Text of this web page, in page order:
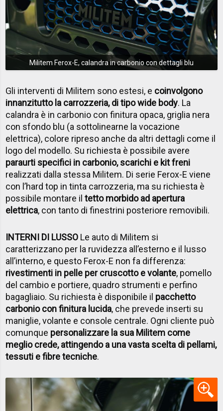
Militem Ferox-E, calandra in carbonio con dettagli blu
Gli interventi di Militem sono estesi, e coinvolgono
innanzitutto la carrozzeria, di tipo wide body. La
calandra è in carbonio con finitura opaca, griglia nera
con sfondo blu (a sottolinearne la vocazione
elettrica), colore ripreso anche da altri dettagli come il
logo del modello. Su richiesta è possibile avere
paraurti specifici in carbonio, scarichi e kit freni
realizzati dalla stessa Militem. Di serie Ferox-E viene
con l’hard top in tinta carrozzeria, ma su richiesta è
possibile montare iltetto morbido ad apertura
elettrica, con tanto di finestrini posteriore removibili.
INTERNI DI LUSSO Le auto di Militem si
caratterizzano per la ruvidezza all’esterno e il lusso
all’interno, e questo Ferox-E non fa differenza:
rivestimenti in pelle per cruscotto e volante, pomello
del cambio e portiere, quadro strumenti e perfino
bagagliaio. Su richiesta è disponibile il pacchetto
carbonio con finitura lucida, che prevede inserti su
maniglie, volante e console centrale. Ogni cliente può
comunque personalizzare la sua Militem come
meglio crede, attingendo a una vasta scelta di pellami,
tessuti e fibre tecniche.